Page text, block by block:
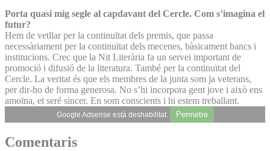
Porta quasi mig segle al capdavant del Cercle. Com s’imagina el
futur?
Hem de vetllar per la continuïtat dels premis, que passa
necessàriament per la continuïtat dels mecenes, bàsicament bancs i
institucions. Crec que la Nit Literària fa un servei important de
promoció i difusió de la literatura. També per la continuïtat del
Cercle. La veritat és que els membres de la junta som ja veterans,
per dir-ho de forma generosa. No s’hi incorpora gent jove i això ens
amoïna, et seré sincer. En som conscients i hi estem treballant.
Google Adsense està deshabilitat. Permetre
Comentaris